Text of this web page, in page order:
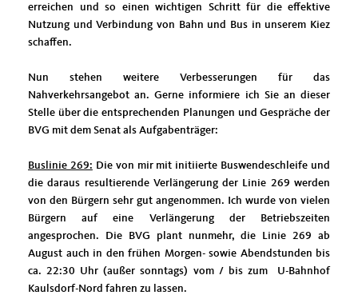
erreichen und so einen wichtigen Schritt für die effektive
Nutzung und Verbindung von Bahn und Bus in unserem Kiez
schaffen.
Nun stehen weitere Verbesserungen für das
Nahverkehrsangebot an. Gerne informiere ich Sie an dieser
Stelle über die entsprechenden Planungen und Gespräche der
BVG mit dem Senat als Aufgabenträger:
Buslinie 269: Die von mir mit initiierte Buswendeschleife und
die daraus resultierende Verlängerung der Linie 269 werden
von den Bürgern sehr gut angenommen. Ich wurde von vielen
Bürgern auf eine Verlängerung der Betriebszeiten
angesprochen. Die BVG plant nunmehr, die Linie 269 ab
August auch in den frühen Morgen- sowie Abendstunden bis
ca. 22:30 Uhr (außer sonntags) vom / bis zum U-Bahnhof
Kaulsdorf-Nord fahren zu lassen.